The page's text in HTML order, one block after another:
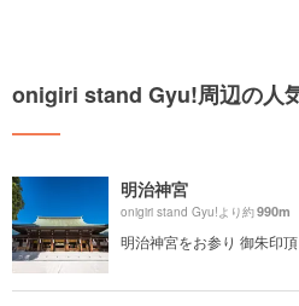
onigiri stand Gyu!周辺の人
明治神宮
onigiri stand Gyu!より約990m
明治神宮をお参り 御朱印頂